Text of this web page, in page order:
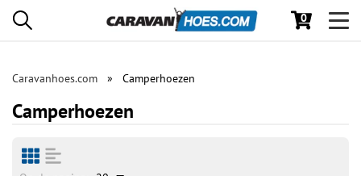
0
Caravanhoes.com Camperhoezen
Camperhoezen